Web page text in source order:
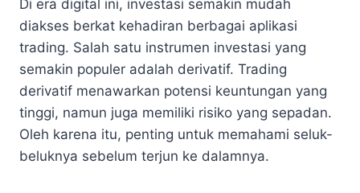
Di era digital ini, investasi semakin mudah
diakses berkat kehadiran berbagai aplikasi
trading. Salah satu instrumen investasi yang
semakin populer adalah derivatif. Trading
derivatif menawarkan potensi keuntungan yang
tinggi, namun juga memiliki risiko yang sepadan.
Oleh karena itu, penting untuk memahami seluk-
beluknya sebelum terjun ke dalamnya.